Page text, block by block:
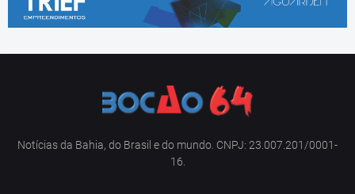
Notícias da Bahia, do Brasil e do mundo. CNPJ: 23.007.201/0001-
16.